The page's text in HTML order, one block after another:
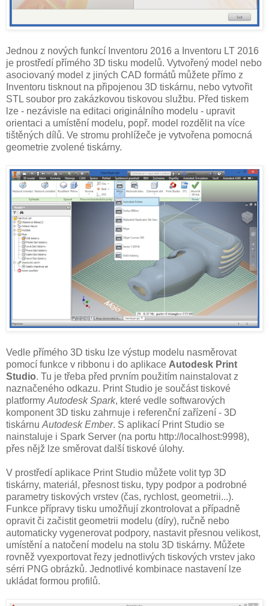
Jednou z nových funkcí Inventoru 2016 a Inventoru LT 2016
je prostředí přímého 3D tisku modelů. Vytvořený model nebo
asociovaný model z jiných CAD formátů můžete přímo z
Inventoru tisknout na připojenou 3D tiskárnu, nebo vytvořit
STL soubor pro zakázkovou tiskovou službu. Před tiskem
lze - nezávisle na editaci originálního modelu - upravit
orientaci a umístění modelu, popř. model rozdělit na více
tištěných dílů. Ve stromu prohlížeče je vytvořena pomocná
geometrie zvolené tiskárny.
Vedle přímého 3D tisku lze výstup modelu nasměrovat
pomocí funkce v ribbonu i do aplikace Autodesk Print
Studio. Tu je třeba před prvním použitím nainstalovat z
naznačeného odkazu. Print Studio je součást tiskové
platformyAutodesk Spark, které vedle softwarových
komponent 3D tisku zahrnuje i referenční zařízení - 3D
tiskárnuAutodesk Ember. S aplikací Print Studio se
nainstaluje i Spark Server (na portu http://localhost:9998),
přes nějž lze směrovat další tiskové úlohy.
V prostředí aplikace Print Studio můžete volit typ 3D
tiskárny, materiál, přesnost tisku, typy podpor a podrobné
parametry tiskových vrstev (čas, rychlost, geometrii...).
Funkce přípravy tisku umožňují zkontrolovat a případně
opravit či začistit geometrii modelu (díry), ručně nebo
automaticky vygenerovat podpory, nastavit přesnou velikost,
umístění a natočení modelu na stolu 3D tiskárny. Můžete
rovněž vyexportovat řezy jednotlivých tiskových vrstev jako
sérri PNG obrázků. Jednotlivé kombinace nastavení lze
ukládat formou profilů.